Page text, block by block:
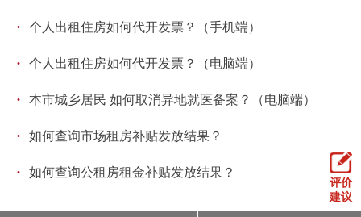
· 个人出租住房如何代开发票？（手机端）
· 个人出租住房如何代开发票？（电脑端）
· 本市城乡居民 如何取消异地就医备案？（电脑端）
· 如何查询市场租房补贴发放结果？
· 如何查询公租房租金补贴发放结果？
评价
建议